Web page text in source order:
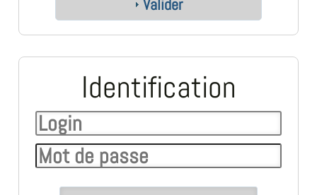
Valider
Identification